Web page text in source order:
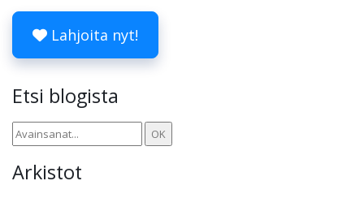
Lahjoita nyt!
Etsi blogista
Arkistot